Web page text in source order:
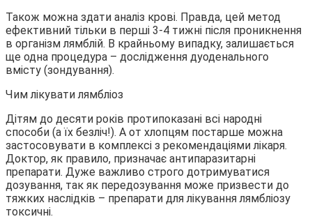
Також можна здати аналіз крові. Правда, цей метод
ефективний тільки в перші 3-4 тижні після проникнення
в організм лямблій. В крайньому випадку, залишається
ще одна процедура – дослідження дуоденального
вмісту (зондування).
Чим лікувати лямбліоз
Дітям до десяти років протипоказані всі народні
способи (а їх безліч!). А от хлопцям постарше можна
застосовувати в комплексі з рекомендаціями лікаря.
Доктор, як правило, призначає антипаразитарні
препарати. Дуже важливо строго дотримуватися
дозування, так як передозування може призвести до
тяжких наслідків – препарати для лікування лямбліозу
токсичні.